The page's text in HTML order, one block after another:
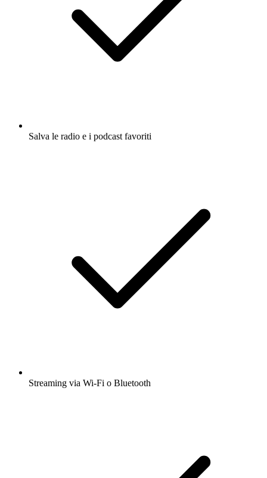
Salva le radio e i podcast favoriti
Streaming via Wi-Fi o Bluetooth